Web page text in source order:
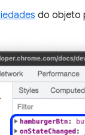
do objeto